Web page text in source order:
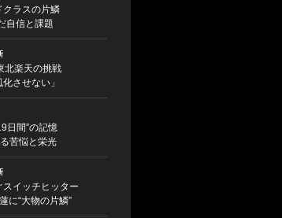
クラスの片鱗
自信と課題
北楽天の挑戦
させない」
日間”の記憶
苦悩と栄光
イッチヒッター
に“大物の片鱗”